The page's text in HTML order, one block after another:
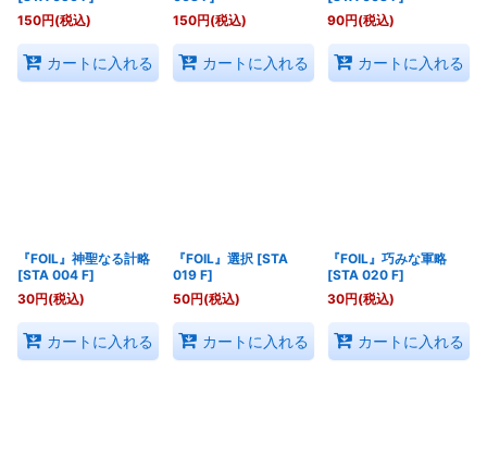
150円(税込)
カートに入れる
150円(税込)
カートに入れる
90円(税込)
カートに入れる
『FOIL』神聖なる計略
[STA 004 F]
30円(税込)
カートに入れる
『FOIL』選択 [STA
019 F]
50円(税込)
カートに入れる
『FOIL』巧みな軍略
[STA 020 F]
30円(税込)
カートに入れる